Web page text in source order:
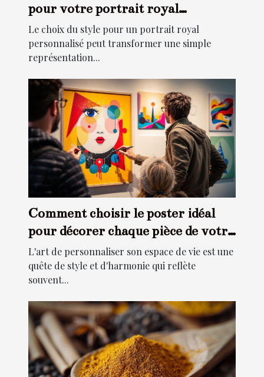
pour votre portrait royal
personnalisé?
Le choix du style pour un portrait royal
personnalisé peut transformer une simple
représentation...
Comment choisir le poster idéal
pour décorer chaque pièce de votre
maison
L'art de personnaliser son espace de vie est une
quête de style et d'harmonie qui reflète
souvent...